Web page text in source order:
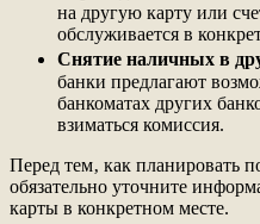
на другую карту или
обслуживается в
Снятие наличных в
банки предлагают
банкоматах других
взиматься комиссия.
Перед тем‚ как планировать
обязательно уточните
карты в конкретном месте.